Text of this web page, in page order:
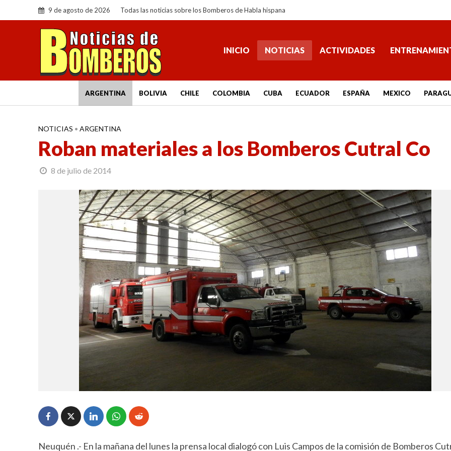
9 de agosto de 2026 Todas las noticias sobre los Bomberos de Habla hispana
INICIO NOTICIAS ACTIVIDADES
ARGENTINA BOLIVIA CHILE COLOMBIA CUBA ECUADOR ESPAÑA MEXICO
NOTICIAS • ARGENTINA
Roban materiales a los Bomberos Cutral Co
8 de julio de 2014
Neuquén .- En la mañana del lunes la prensa local dialogó con Luis Campos de la comisión de Bomberos